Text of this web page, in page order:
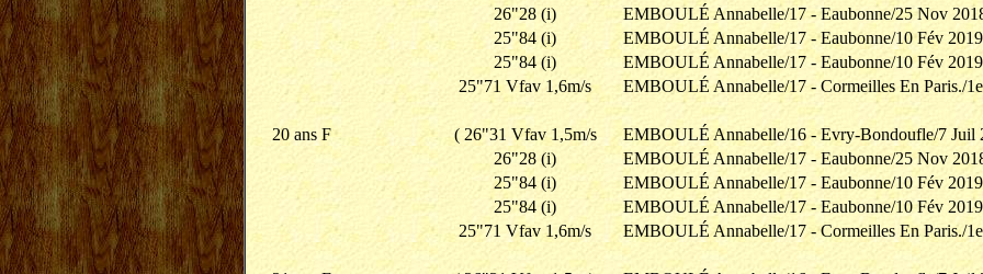
26"28 (i)
EMBOULÉ Annabelle/17 - Eaubonne/25 Nov
25"84 (i)
EMBOULÉ Annabelle/17 - Eaubonne/10 Fév 2019
25"84 (i)
EMBOULÉ Annabelle/17 - Eaubonne/10 Fév 2019
25"71 Vfav 1,6m/s
EMBOULÉ Annabelle/17 - Cormeilles En Paris./
20 ans F ( 26"31 Vfav 1,5m/s
EMBOULÉ Annabelle/16 - Evry-Bondoufle/7 Juil
26"28 (i)
EMBOULÉ Annabelle/17 - Eaubonne/25 Nov
25"84 (i)
EMBOULÉ Annabelle/17 - Eaubonne/10 Fév 2019
25"84 (i)
EMBOULÉ Annabelle/17 - Eaubonne/10 Fév 2019
25"71 Vfav 1,6m/s
EMBOULÉ Annabelle/17 - Cormeilles En Paris./